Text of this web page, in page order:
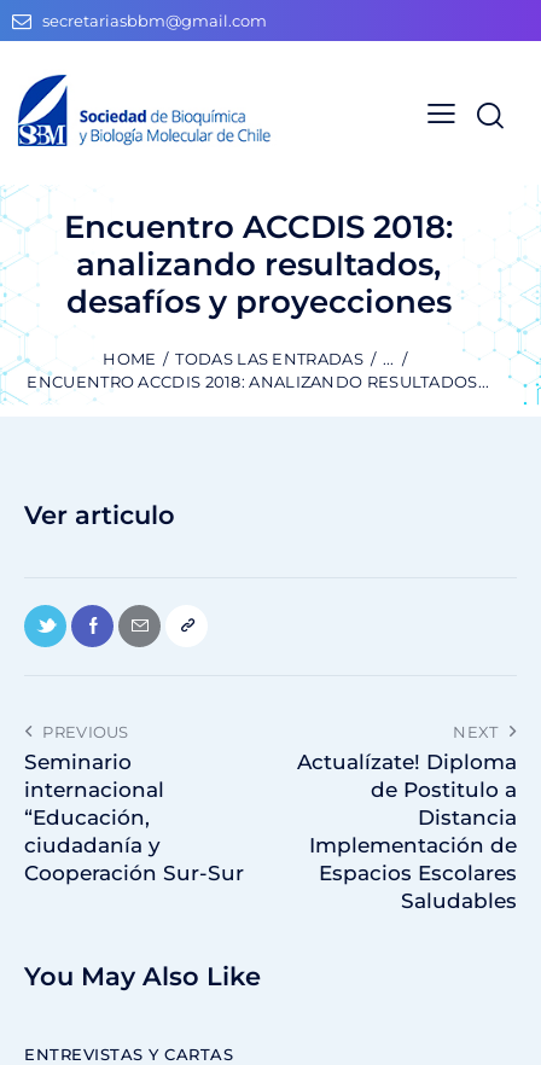
secretariasbbm@gmail.com
Encuentro ACCDIS 2018:
analizando resultados,
desafíos y proyecciones
HOME TODAS LAS ENTRADAS
...
ENCUENTRO ACCDIS 2018: ANALIZANDO RESULTADOS...
Ver articulo
PREVIOUS
Seminario
internacional
“Educación,
ciudadanía y
Cooperación Sur-Sur
NEXT
Actualízate! Diploma
de Postitulo a
Distancia
Implementación de
Espacios Escolares
Saludables
You May Also Like
ENTREVISTAS Y CARTAS